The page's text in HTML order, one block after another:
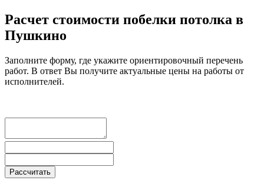
Расчет стоимости побелки потолка в
Пушкино
Заполните форму, где укажите ориентировочный перечень
работ. В ответ Вы получите актуальные цены на работы от
исполнителей.